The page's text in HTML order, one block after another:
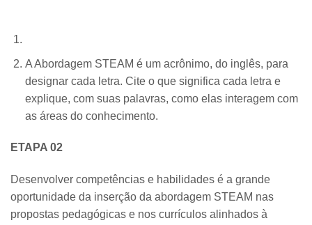
A Abordagem STEAM é um acrônimo, do inglês, para
designar cada letra. Cite o que significa cada letra e
explique, com suas palavras, como elas interagem com
as áreas do conhecimento.
ETAPA 02
Desenvolver competências e habilidades é a grande
oportunidade da inserção da abordagem STEAM nas
propostas pedagógicas e nos currículos alinhados à